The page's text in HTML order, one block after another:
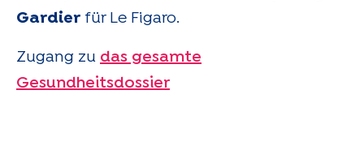
Gardier für Le Figaro.
Zugang zu das gesamte
Gesundheitsdossier